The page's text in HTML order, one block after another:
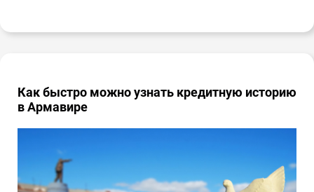
Как быстро можно узнать кредитную историю
в Армавире